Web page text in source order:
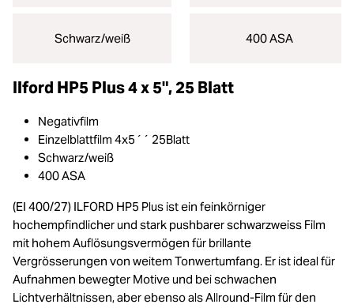
Schwarz/weiß 400 ASA
Ilford HP5 Plus 4 x 5", 25 Blatt
Negativfilm
Einzelblattfilm 4x5´´ 25Blatt
Schwarz/weiß
400 ASA
(EI 400/27) ILFORD HP5 Plus ist ein feinkörniger
hochempfindlicher und stark pushbarer schwarzweiss Film
mit hohem Auflösungsvermögen für brillante
Vergrösserungen von weitem Tonwertumfang. Er ist ideal für
Aufnahmen bewegter Motive und bei schwachen
Lichtverhältnissen, aber ebenso als Allround-Film für den